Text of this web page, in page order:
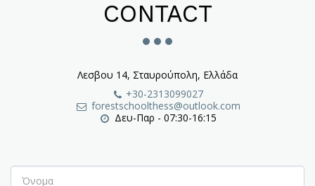
CONTACT
Λεσβου 14, Σταυρούπολη, Ελλάδα
+30-2313099027
forestschoolthess@outlook.com
Δευ-Παρ - 07:30-16:15